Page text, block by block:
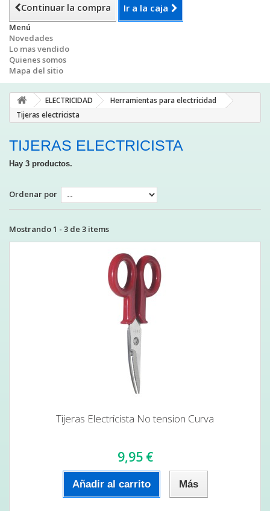
Continuar la compra Ir a la caja
Menú
Novedades
Lo mas vendido
Quienes somos
Mapa del sitio
ELECTRICIDAD
Herramientas para electricidad
Tijeras electricista
TIJERAS ELECTRICISTA
Hay 3 productos.
Ordenar por
Mostrando 1 - 3 de 3 items
Tijeras Electricista No tension Curva
9,95 €
Añadir al carrito Más